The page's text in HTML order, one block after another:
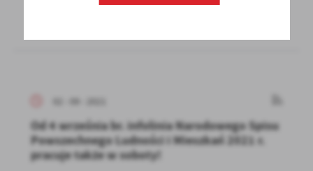
02 - 09 - 2021
Od 4 września br. infolinia Narodowego Spisu
Powszechnego Ludności i Mieszkań 2021 r.
pracuje także w soboty!